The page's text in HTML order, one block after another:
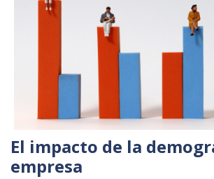
El impacto de la
empresa